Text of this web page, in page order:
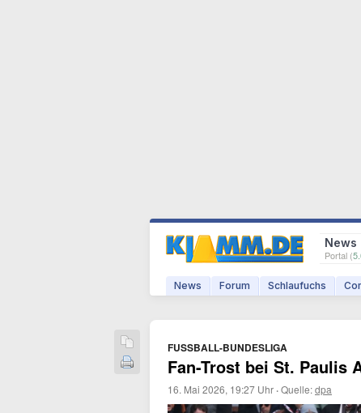
News
Portal (
News Forum Schlaufuchs
FUSSBALL-BUNDESLIGA
Fan-Trost bei St. Paulis
16. Mai 2026, 19:27 Uhr ·Quelle:dpa